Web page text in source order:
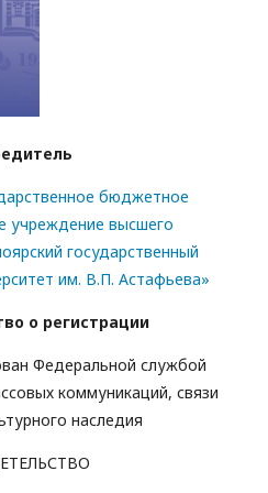
бюджетное
учреждение высшего
государственный
им. В.П. Астафьева»
о регистрации
Федеральной службой
коммуникаций, связи
наследия